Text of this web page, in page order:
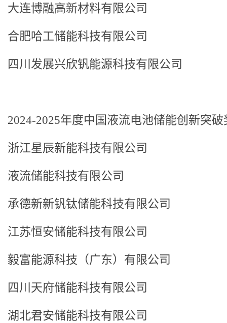
大连博融高新材料有限公司
合肥哈工储能科技有限公司
四川发展兴欣钒能源科技有限公司
2024-2025年度中国液流电池储能创新突破
浙江星辰新能科技有限公司
液流储能科技有限公司
承德新新钒钛储能科技有限公司
江苏恒安储能科技有限公司
毅富能源科技（广东）有限公司
四川天府储能科技有限公司
湖北君安储能科技有限公司